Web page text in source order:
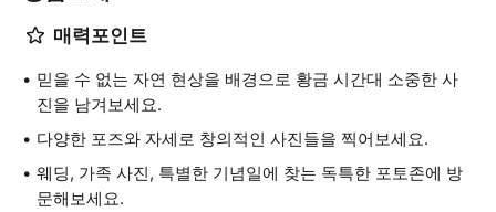
매력포인트
믿을 수 없는 자연 현상을 배경으로 황금 시간대 소중한 사
진을 남겨보세요.
다양한 포즈와 자세로 창의적인 사진들을 찍어보세요.
웨딩, 가족 사진, 특별한 기념일에 찾는 독특한 포토존에 방
문해보세요.